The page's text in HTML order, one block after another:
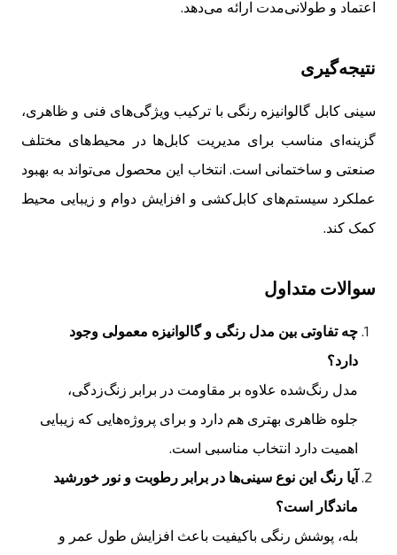
اعتماد و طولانی‌مدت ارائه می‌دهد.
نتیجه‌گیری
سینی کابل گالوانیزه رنگی با ترکیب ویژگی‌های فنی و ظاهری،
گزینه‌ای مناسب برای مدیریت کابل‌ها در محیط‌های مختلف
صنعتی و ساختمانی است. انتخاب این محصول می‌تواند به بهبود
عملکرد سیستم‌های کابل‌کشی و افزایش دوام و زیبایی محیط
کمک کند.
سوالات متداول
چه تفاوتی بین مدل رنگی و گالوانیزه معمولی وجود
دارد؟
مدل رنگ‌شده علاوه بر مقاومت در برابر زنگ‌زدگی،
جلوه ظاهری بهتری هم دارد و برای پروژه‌هایی که زیبایی
اهمیت دارد انتخاب مناسبی است.
آیا رنگ این نوع سینی‌ها در برابر رطوبت و نور خورشید
ماندگار است؟
بله، پوشش رنگی باکیفیت باعث افزایش طول عمر و